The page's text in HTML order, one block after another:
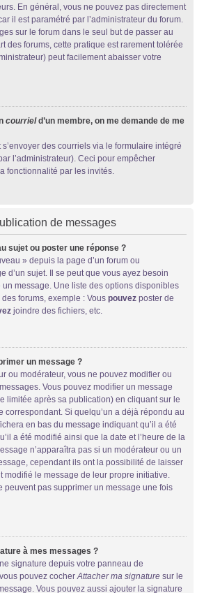
En général, vous ne pouvez pas directement
il est paramétré par l’administrateur du forum.
sur le forum dans le seul but de passer au
des forums, cette pratique est rarement tolérée
peut facilement abaisser votre
courrield’un membre, on me demande de me
des courriels via le formulaire intégré
l’administrateur). Ceci pour empêcher
fonctionnalité par les invités.
de messages
sujet ou poster une réponse ?
» depuis la page d’un forum ou
d’un sujet. Il se peut que vous ayez besoin
un message. Une liste des options disponibles
forums, exemple : Vous pouvez poster de
joindre des fichiers, etc.
un message ?
ou modérateur, vous ne pouvez modifier ou
Vous pouvez modifier un message
limitée après sa publication) en cliquant sur le
correspondant. Si quelqu’un a déjà répondu au
en bas du message indiquant qu’il a été
a été modifié ainsi que la date et l’heure de la
n’apparaîtra pas si un modérateur ou un
cependant ils ont la possibilité de laisser
modifié le message de leur propre initiative.
peuvent pas supprimer un message une fois
à mes messages ?
signature depuis votre panneau de
pouvez cocherAttacher ma signature sur le
Vous pouvez aussi ajouter la signature